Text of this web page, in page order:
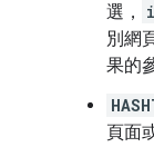
選，
別網
果的
頁面